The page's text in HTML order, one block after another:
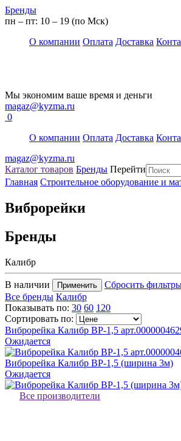
Бренды
пн – пт: 10 – 19 (по Мск)
О компании Оплата Доставка
Мы экономим ваше время и деньги
magaz@kyzma.ru
0
О компании Оплата Доставка
magaz@kyzma.ru
Каталог товаров Бренды Перейти
Главная Строительное оборудование и
Виброрейки
Бренды
Калибр
В наличии Применить
Сбросить
Все бренды Калибр
Показывать по: 30 60 120
Сортировать по:
Виброрейка Калибр ВР-1,5
Ожидается
Виброрейка Калибр ВР-1,5 (ширина 3м)
Ожидается
Все производители